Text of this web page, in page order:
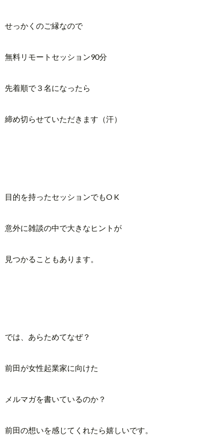
せっかくのご縁なので
無料リモートセッション90分
先着順で３名になったら
締め切らせていただきます（汗）
目的を持ったセッションでもO K
意外に雑談の中で大きなヒントが
見つかることもあります。
では、あらためてなぜ？
前田が女性起業家に向けた
メルマガを書いているのか？
前田の想いを感じてくれたら嬉しいです。